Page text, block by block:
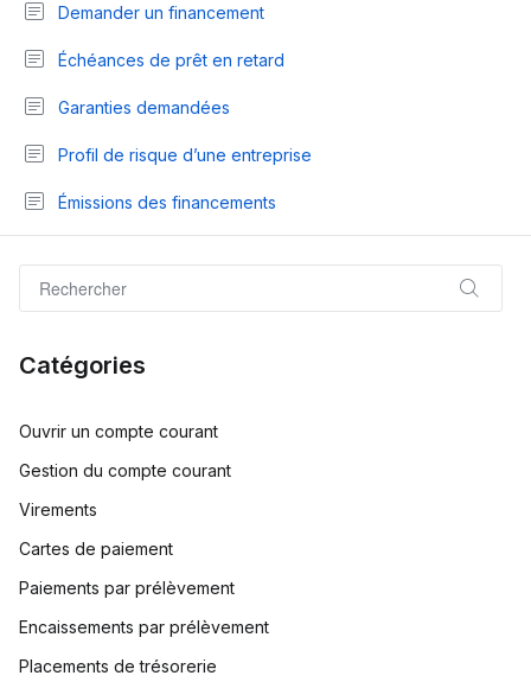
Demander un financement
Échéances de prêt en retard
Garanties demandées
Profil de risque d’une entreprise
Émissions des financements
Catégories
Ouvrir un compte courant
Gestion du compte courant
Virements
Cartes de paiement
Paiements par prélèvement
Encaissements par prélèvement
Placements de trésorerie